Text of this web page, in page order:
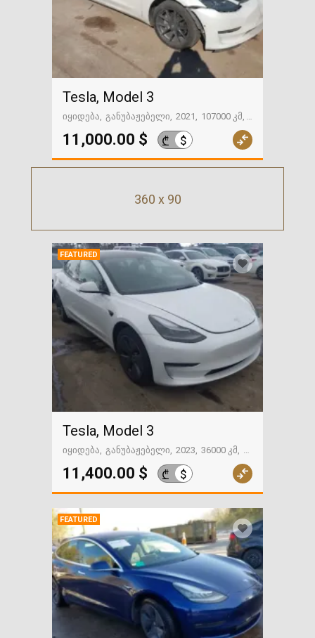
Tesla, Model 3
იყიდება განუბაჟებელი 2021
107000 კმ
გზაში. საქართველოსკენ
11,000.00 $ ₾ $
360 x 90
FEATURED
Tesla, Model 3
იყიდება განუბაჟებელი 2023 36000 კმ
გზაში. საქართველოსკენ
11,400.00 $ ₾ $
FEATURED